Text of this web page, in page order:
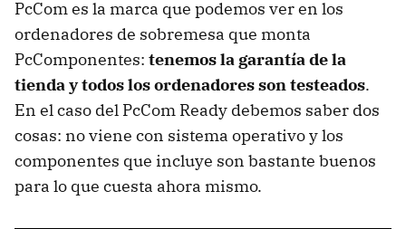
PcCom es la marca que podemos ver en los
ordenadores de sobremesa que monta
PcComponentes: tenemos la garantía de la
tienda y todos los ordenadores son testeados.
En el caso del PcCom Ready debemos saber dos
cosas: no viene con sistema operativo y los
componentes que incluye son bastante buenos
para lo que cuesta ahora mismo.